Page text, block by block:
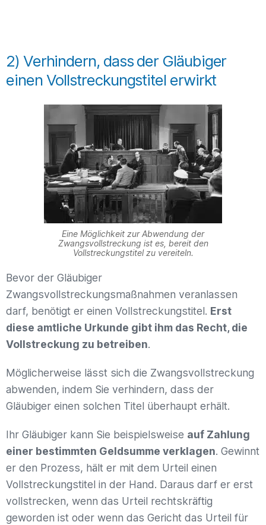
2) Verhindern, dass der Gläubiger
einen Vollstreckungstitel erwirkt
Eine Möglichkeit zur Abwendung der
Zwangsvollstreckung ist es, bereit den
Vollstreckungstitel zu vereiteln.
Bevor der Gläubiger
Zwangsvollstreckungsmaßnahmen veranlassen
darf, benötigt er einen Vollstreckungstitel. Erst
diese amtliche Urkunde gibt ihm das Recht, die
Vollstreckung zu betreiben.
Möglicherweise lässt sich die Zwangsvollstreckung
abwenden, indem Sie verhindern, dass der
Gläubiger einen solchen Titel überhaupt erhält.
Ihr Gläubiger kann Sie beispielsweise auf Zahlung
einer bestimmten Geldsumme verklagen. Gewinnt
er den Prozess, hält er mit dem Urteil einen
Vollstreckungstitel in der Hand. Daraus darf er erst
vollstrecken, wenn das Urteil rechtskräftig
geworden ist oder wenn das Gericht das Urteil für